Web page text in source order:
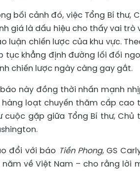
bối cảnh đó, việc Tổng Bí
giá là dấu hiệu cho thấy vai
luận chiến lược của khu vực.
tục khẳng định đường lối đối
chiến lược ngày càng gay gắt.
này đồng thời nhấn mạnh
loạt chuyến thăm cấp cao
cuộc gặp giữa Tổng Bí thư,
đổi với báo Tiền Phong, GS
năm về Việt Nam – cho rằng lời